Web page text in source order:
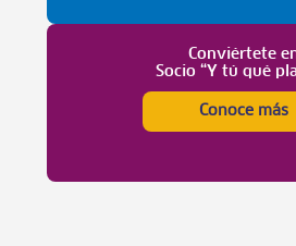
Conviértete
Socio “Y tú qué
Conoce más